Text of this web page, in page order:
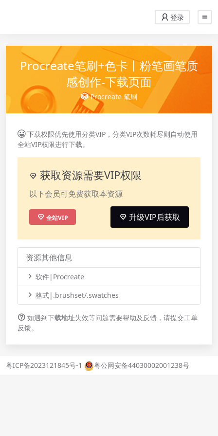
登录
Procreate笔刷+色卡丨粉笔画笔质
感创作-下载页面
Procreate 笔刷
下载权限优先使用分类VIP，分类VIP次数耗尽则自动使用
全站VIP权限进行下载。
获取资源需要VIP权限
以下会员可免费获取本资源
全站VIP 升级VIP后获取
资源其他信息
软件|Procreate
格式|.brushset/.swatches
如遇到下载地址失效等问题需要帮助及反馈，请提交工单
反馈。
粤ICP备2023121845号-1 粤公网安备44030002001238号